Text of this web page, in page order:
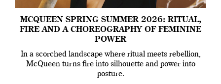
MCQUEEN SPRING SUMMER 2026: RITUAL,
FIRE AND A CHOREOGRAPHY OF FEMININE
POWER
In a scorched landscape where ritual meets rebellion,
McQueen turns fire into silhouette and power into
posture.